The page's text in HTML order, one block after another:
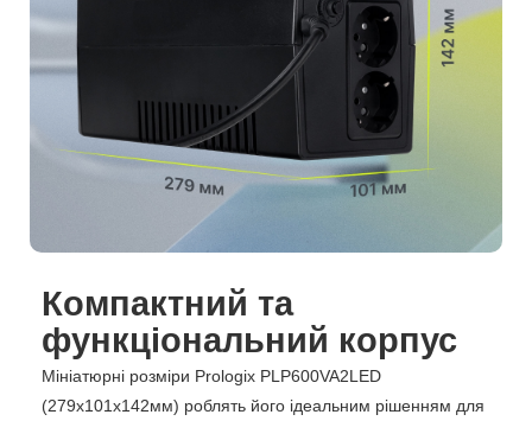
Компактний та
функціональний корпус
Мініатюрні розміри Prologix PLP600VA2LED
(279х101х142мм) роблять його ідеальним рішенням для